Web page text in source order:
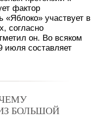
фактор
«Яблоко» участвует в
согласно
он. Во всяком
составляет
БОЛЬШОЙ